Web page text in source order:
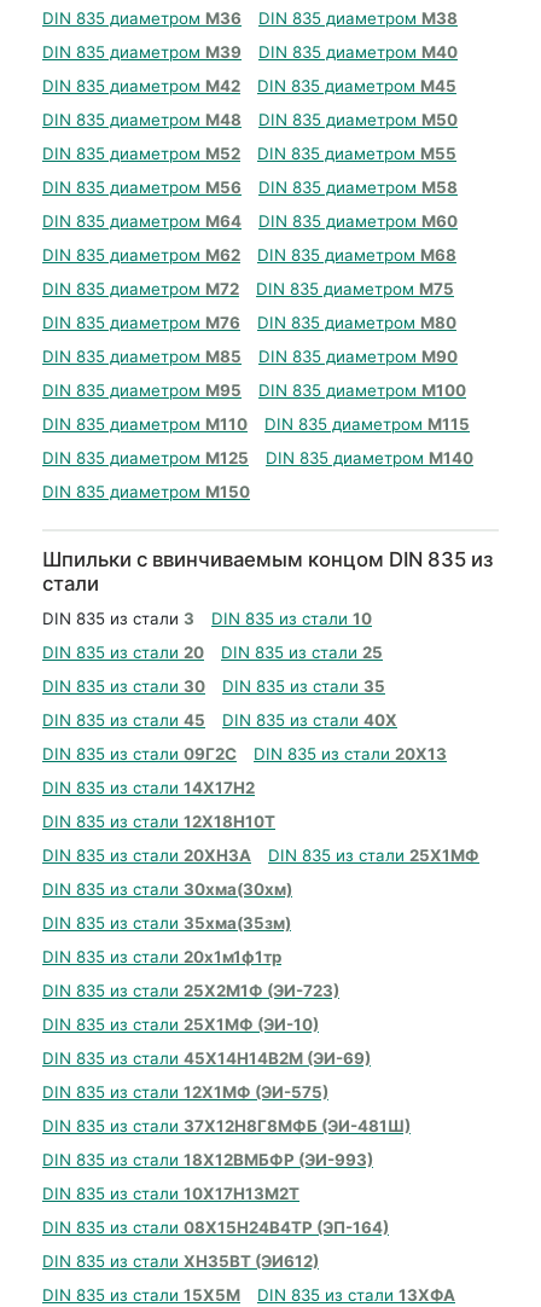
DIN 835 диаметром М36 DIN 835 диаметром М38
DIN 835 диаметром М39 DIN 835 диаметром М40
DIN 835 диаметром М42 DIN 835 диаметром М45
DIN 835 диаметром М48 DIN 835 диаметром М50
DIN 835 диаметром М52 DIN 835 диаметром М55
DIN 835 диаметром М56 DIN 835 диаметром М58
DIN 835 диаметром М64 DIN 835 диаметром М60
DIN 835 диаметром М62 DIN 835 диаметром М68
DIN 835 диаметром М72 DIN 835 диаметром М75
DIN 835 диаметром М76 DIN 835 диаметром М80
DIN 835 диаметром М85 DIN 835 диаметром М90
DIN 835 диаметром М95 DIN 835 диаметром М100
DIN 835 диаметром М110 DIN 835 диаметром М115
DIN 835 диаметром М125 DIN 835 диаметром М140
DIN 835 диаметром М150
Шпильки с ввинчиваемым концом DIN 835 из
стали
DIN 835 из стали 3 DIN 835 из стали 10
DIN 835 из стали 20 DIN 835 из стали 25
DIN 835 из стали 30 DIN 835 из стали 35
DIN 835 из стали 45 DIN 835 из стали 40Х
DIN 835 из стали 09Г2С DIN 835 из стали 20Х13
DIN 835 из стали 14Х17Н2
DIN 835 из стали 12Х18Н10Т
DIN 835 из стали 20ХН3А DIN 835 из стали 25Х1МФ
DIN 835 из стали 30хма(30хм)
DIN 835 из стали 35хма(35зм)
DIN 835 из стали 20х1м1ф1тр
DIN 835 из стали 25Х2М1Ф (ЭИ-723)
DIN 835 из стали 25Х1МФ (ЭИ-10)
DIN 835 из стали 45Х14Н14В2М (ЭИ-69)
DIN 835 из стали 12Х1МФ (ЭИ-575)
DIN 835 из стали 37Х12Н8Г8МФБ (ЭИ-481Ш)
DIN 835 из стали 18Х12ВМБФР (ЭИ-993)
DIN 835 из стали 10Х17Н13М2Т
DIN 835 из стали 08Х15Н24В4ТР (ЭП-164)
DIN 835 из стали ХН35ВТ (ЭИ612)
DIN 835 из стали 15Х5М DIN 835 из стали 13ХФА